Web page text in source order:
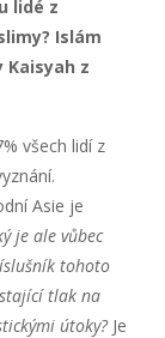
lidé z
Islám
z
všech lidí z
Asie je
je ale vůbec
tohoto
tlak na
útoky? Je